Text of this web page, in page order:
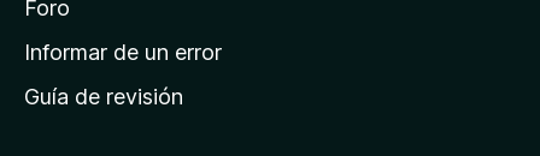
i
n
c
Foro
Informar de un error
Guía de revisión